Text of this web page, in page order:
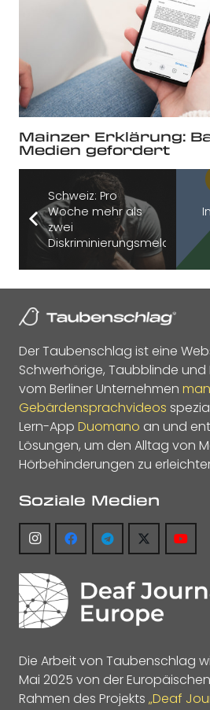
Mainzer Erklärung:
Medien gefordert
Schweiz: Pro
Woche mehr als
zwei
Diskriminierungsmeldungen
Der Taubenschlag ist eine
Schwerhörige, Taubblinde
vom Berliner Unternehmen
Gebärdensprachvideos
Lern-App Duomano an und
Lösungen, um den Alltag von
Hörbehinderungen zu
Soziale Medien
Die Arbeit von Taubenschlag
Mai 2025 von der
Rahmen des Projekts „Deaf